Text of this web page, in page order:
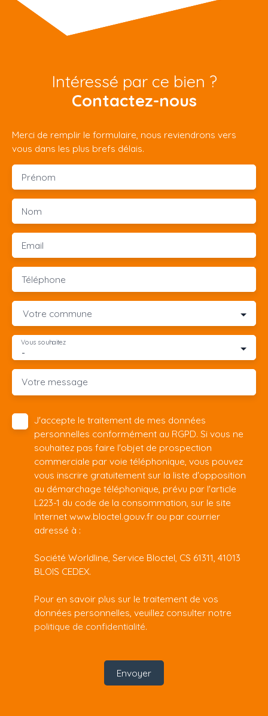
Intéressé par ce bien ?
Contactez-nous
Merci de remplir le formulaire, nous reviendrons vers
vous dans les plus brefs délais.
Prénom
Nom
Email
Téléphone
Votre commune
-
Vous souhaitez
Votre message
J'accepte le traitement de mes données
personnelles conformément au RGPD. Si vous ne
souhaitez pas faire l'objet de prospection
commerciale par voie téléphonique, vous pouvez
vous inscrire gratuitement sur la liste d'opposition
au démarchage téléphonique, prévu par l'article
L223-1 du code de la consommation, sur le site
Internet www.bloctel.gouv.fr ou par courrier
adressé à :
Société Worldline, Service Bloctel, CS 61311, 41013
BLOIS CEDEX.
Pour en savoir plus sur le traitement de vos
données personnelles, veuillez consulter notre
politique de confidentialité.
Envoyer